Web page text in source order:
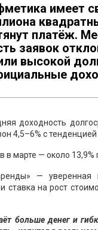
имеет
платёж.
заявок
высокой
доходность
4,5–6% с
марте — около 13,9%
— уверенная
ставка на рост
больше денег и